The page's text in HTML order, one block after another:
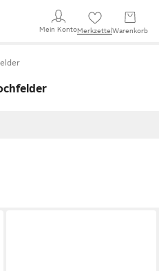
Mein KontoMerkzettel Warenkorb